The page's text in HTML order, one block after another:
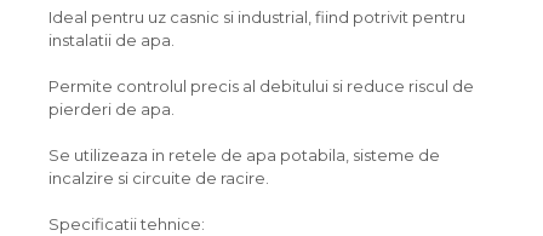
Ideal pentru uz casnic si industrial, fiind potrivit pentru
instalatii de apa.
Permite controlul precis al debitului si reduce riscul de
pierderi de apa.
Se utilizeaza in retele de apa potabila, sisteme de
incalzire si circuite de racire.
Specificatii tehnice: